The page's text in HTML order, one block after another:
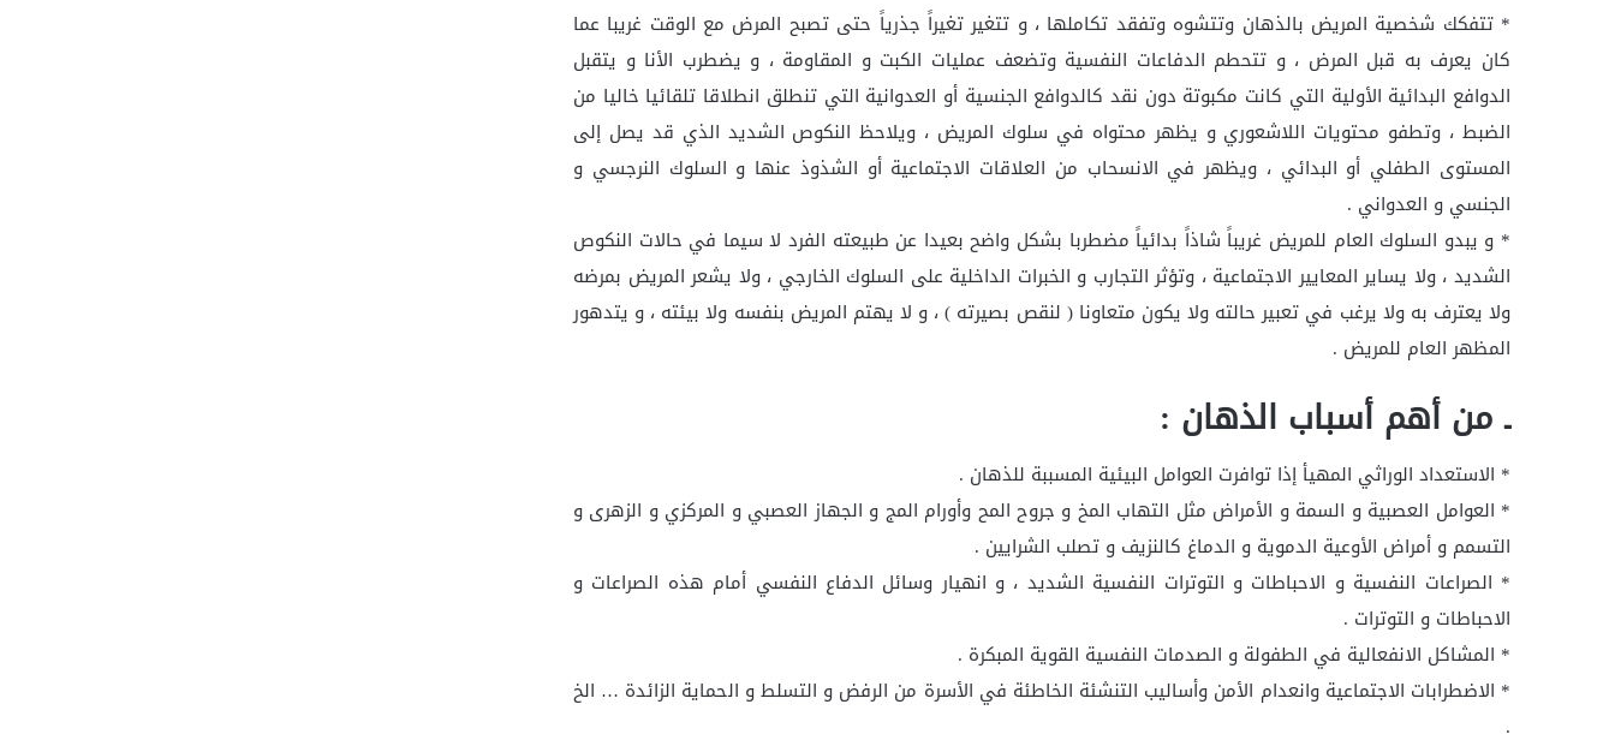
* تتفكك شخصية المريض بالذهان وتتشوه وتفقد تكاملها ، و تتغير تغيراً جذرياً حتى تصبح المرض مع الوقت غريبا عما
كان يعرف به قبل المرض ، و تتحطم الدفاعات النفسية وتضعف عمليات الكبت و المقاومة ، و يضطرب الأنا و يتقبل
الدوافع البدائية الأولية التي كانت مكبوتة دون نقد كالدوافع الجنسية أو العدوانية التي تنطلق انطلاقا تلقائيا خاليا من
الضبط ، وتطفو محتويات اللاشعوري و يظهر محتواه في سلوك المريض ، ويلاحظ النكوص الشديد الذي قد يصل إلى
المستوى الطفلي أو البدائي ، ويظهر في الانسحاب من العلاقات الاجتماعية أو الشذوذ عنها و السلوك النرجسي و
الجنسي و العدواني .
* و يبدو السلوك العام للمريض غريباً شاذاً بدائياً مضطربا بشكل واضح بعيدا عن طبيعته الفرد لا سيما في حالات النكوص
الشديد ، ولا يساير المعايير الاجتماعية ، وتؤثر التجارب و الخبرات الداخلية على السلوك الخارجي ، ولا يشعر المريض بمرضه
ولا يعترف به ولا يرغب في تعبير حالته ولا يكون متعاونا ( لنقص بصيرته ) ، و لا يهتم المريض بنفسه ولا بيئته ، و يتدهور
المظهر العام للمريض .
ـ من أهم أسباب الذهان :
* الاستعداد الوراثي المهيأ إذا توافرت العوامل البيئية المسببة للذهان .
* العوامل العصبية و السمة و الأمراض مثل التهاب المخ و جروح المح وأورام المج و الجهاز العصبي و المركزي و الزهرى و
التسمم و أمراض الأوعية الدموية و الدماغ كالنزيف و تصلب الشرايين .
* الصراعات النفسية و الاحباطات و التوترات النفسية الشديد ، و انهيار وسائل الدفاع النفسي أمام هذه الصراعات و
الاحباطات و التوترات .
* المشاكل الانفعالية في الطفولة و الصدمات النفسية القوية المبكرة .
* الاضطرابات الاجتماعية وانعدام الأمن وأساليب التنشئة الخاطئة في الأسرة من الرفض و التسلط و الحماية الزائدة … الخ
.